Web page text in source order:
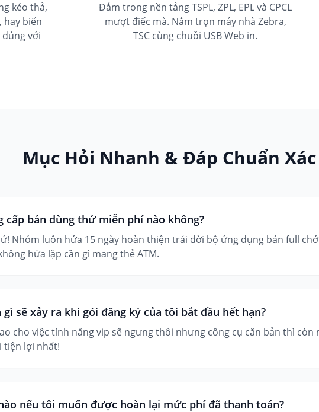
kéo thả,
hay biến
với
Đắm trong nền tảng TSPL, ZPL, EPL và CPCL
mượt điếc mà. Nắm trọn máy nhà Zebra,
TSC cùng chuỗi USB Web in.
Mục Hỏi Nhanh & Đáp Chuẩn Xác
cấp bản dùng thử miễn phí nào không?
Nhóm luôn hứa 15 ngày hoàn thiện trải đời bộ ứng dụng bản full
hứa lặp cần gì mang thẻ ATM.
gì sẽ xảy ra khi gói đăng ký của tôi bắt đầu hết hạn?
cho việc tính năng vip sẽ ngưng thôi nhưng công cụ căn bản thì còn
tiện lợi nhất!
nếu tôi muốn được hoàn lại mức phí đã thanh toán?